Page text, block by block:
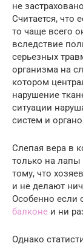
не
Считается, что
то чаще всего
вследствие
серьезных
организма на
котором
нарушение
ситуации
систем и
Слепая вера в
только на лапы
тому, что
и не делают
Особенно если
балконе и ни
Однако